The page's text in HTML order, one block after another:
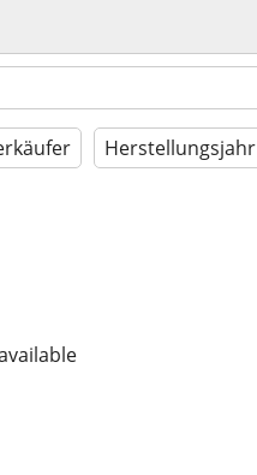
Herstellungsjahr